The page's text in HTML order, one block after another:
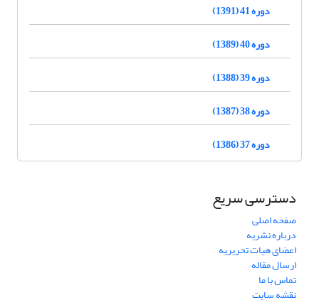
دوره 41 (1391)
دوره 40 (1389)
دوره 39 (1388)
دوره 38 (1387)
دوره 37 (1386)
دسترسی سریع
صفحه اصلی
درباره نشریه
اعضای هیات تحریریه
ارسال مقاله
تماس با ما
نقشه سایت